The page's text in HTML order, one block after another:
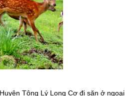
Tông Lý Long Cơ đi săn ở ngoại